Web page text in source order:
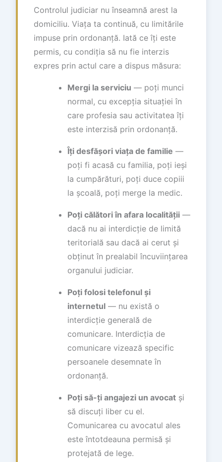
Controlul judiciar nu înseamnă arest la
domiciliu. Viața ta continuă, cu limitările
impuse prin ordonanță. Iată ce îți este
permis, cu condiția să nu fie interzis
expres prin actul care a dispus măsura:
Mergi la serviciu — poți munci
normal, cu excepția situației în
care profesia sau activitatea îți
este interzisă prin ordonanță.
Îți desfășori viața de familie —
poți fi acasă cu familia, poți ieși
la cumpărături, poți duce copiii
la școală, poți merge la medic.
Poți călători în afara localității —
dacă nu ai interdicție de limită
teritorială sau dacă ai cerut și
obținut în prealabil încuviințarea
organului judiciar.
Poți folosi telefonul și
internetul — nu există o
interdicție generală de
comunicare. Interdicția de
comunicare vizează specific
persoanele desemnate în
ordonanță.
Poți să-ți angajezi un avocat și
să discuți liber cu el.
Comunicarea cu avocatul ales
este întotdeauna permisă și
protejată de lege.